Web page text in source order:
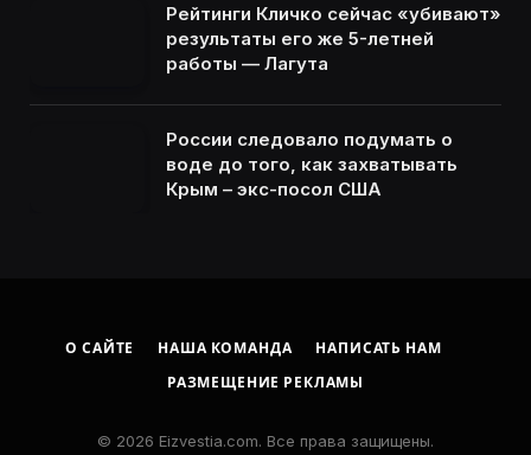
Рейтинги Кличко сейчас «убивают»
результаты его же 5-летней
работы — Лагута
России следовало подумать о
воде до того, как захватывать
Крым – экс-посол США
О САЙТЕ НАША КОМАНДА
НАПИСАТЬ НАМ
РАЗМЕЩЕНИЕ РЕКЛАМЫ
© 2026 Eizvestia.com. Все права защищены.